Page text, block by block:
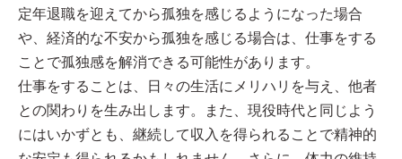
定年退職を迎えてから孤独を感じるようになった場合
や、経済的な不安から孤独を感じる場合は、仕事をする
ことで孤独感を解消できる可能性があります。
仕事をすることは、日々の生活にメリハリを与え、他者
との関わりを生み出します。また、現役時代と同じよう
にはいかずとも、継続して収入を得られることで精神的